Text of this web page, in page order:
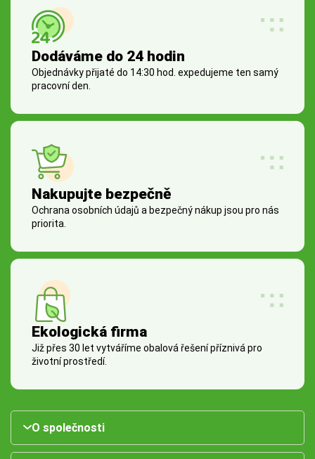
Dodáváme do 24 hodin
Objednávky přijaté do 14:30 hod. expedujeme ten samý
pracovní den.
Nakupujte bezpečně
Ochrana osobních údajů a bezpečný nákup jsou pro nás
priorita.
Ekologická firma
Již přes 30 let vytváříme obalová řešení příznivá pro
životní prostředí.
O společnosti